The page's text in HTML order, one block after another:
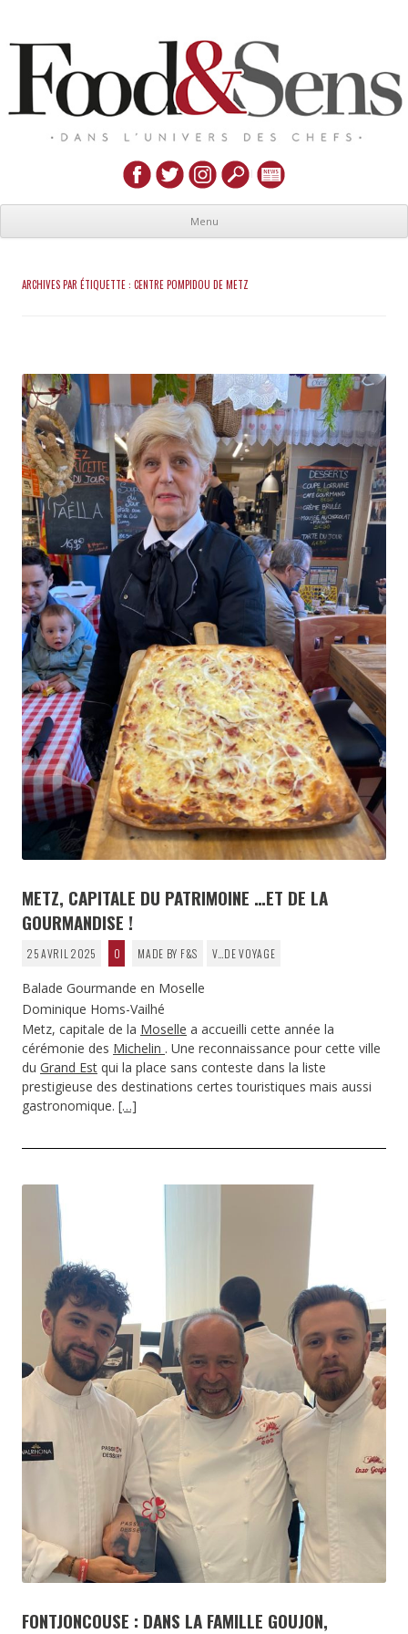
Menu
ARCHIVES PAR ÉTIQUETTE : CENTRE POMPIDOU DE METZ
METZ, CAPITALE DU PATRIMOINE …ET DE LA
GOURMANDISE !
25 AVRIL 2025 0 MADE BY F&S V…DE VOYAGE
Balade Gourmande en Moselle
Dominique Homs-Vailhé
Metz, capitale de la Moselle a accueilli cette année la
cérémonie des Michelin . Une reconnaissance pour cette ville
du Grand Est qui la place sans conteste dans la liste
prestigieuse des destinations certes touristiques mais aussi
gastronomique. […]
FONTJONCOUSE : DANS LA FAMILLE GOUJON,